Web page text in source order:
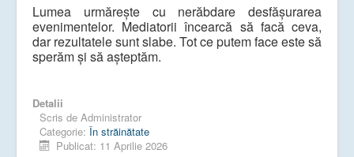
Lumea urmărește cu nerăbdare desfășurarea
evenimentelor. Mediatorii încearcă să facă ceva,
dar rezultatele sunt slabe. Tot ce putem face este să
sperăm și să așteptăm.
Detalii
Scris de Administrator
Categorie: În străinătate
Publicat: 11 Aprilie 2026